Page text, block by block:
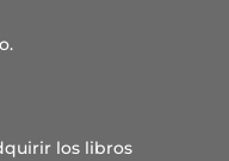
los libros